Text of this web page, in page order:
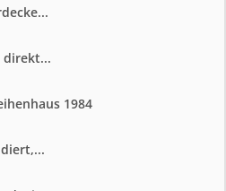
1984